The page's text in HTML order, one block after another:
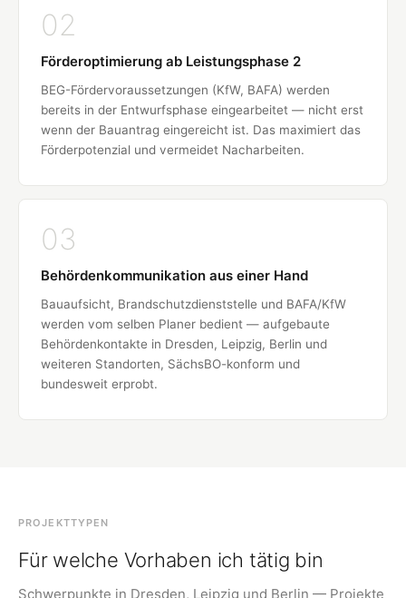
02
Förderoptimierung ab Leistungsphase 2
BEG-Fördervoraussetzungen (KfW, BAFA) werden
bereits in der Entwurfsphase eingearbeitet — nicht erst
wenn der Bauantrag eingereicht ist. Das maximiert das
Förderpotenzial und vermeidet Nacharbeiten.
03
Behördenkommunikation aus einer Hand
Bauaufsicht, Brandschutzdienststelle und BAFA/KfW
werden vom selben Planer bedient — aufgebaute
Behördenkontakte in Dresden, Leipzig, Berlin und
weiteren Standorten, SächsBO-konform und
bundesweit erprobt.
PROJEKTTYPEN
Für welche Vorhaben ich tätig bin
Schwerpunkte in Dresden, Leipzig und Berlin — Projekte